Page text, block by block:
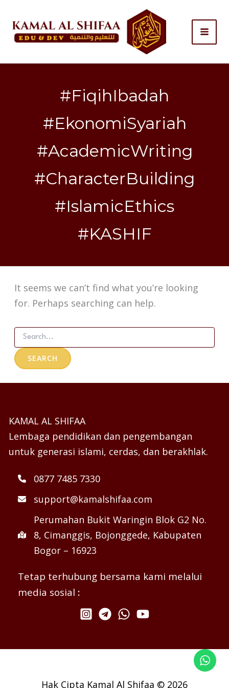
content
#FiqihIbadah
#EkonomiSyariah
#AcademicWriting
#CharacterBuilding
#IslamicEthics
#KASHIF
It seems we can’t find what you’re looking
for. Perhaps searching can help.
KAMAL AL SHIFAA
Lembaga pendidikan dan pengembangan
untuk generasi islami, cerdas, dan berakhlak.
0877 7485 7330
support@kamalshifaa.com
Perumahan Bukit Waringin Blok G2 No.
8, Cimanggis, Bojonggede, Kabupaten
Bogor – 16923
Tetap terhubung bersama kami melalui
media sosial :
Hak Cipta Kamal Al Shifaa © 2026